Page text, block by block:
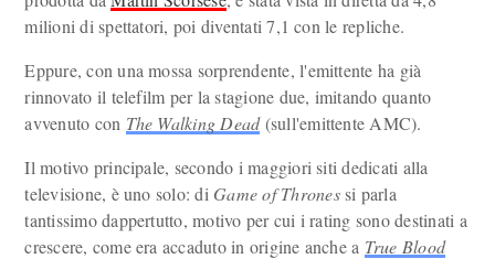
milioni di spettatori, poi diventati 7,1 con le repliche.
Eppure, con una mossa sorprendente, l'emittente ha già
rinnovato il telefilm per la stagione due, imitando quanto
avvenuto con The Walking Dead(sull'emittente AMC).
Il motivo principale, secondo i maggiori siti dedicati alla
televisione, è uno solo: di Game of Thronessi parla
tantissimo dappertutto, motivo per cui i rating sono destinati a
crescere, come era accaduto in origine anche a True Blood